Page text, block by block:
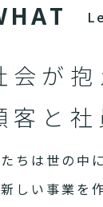
HAT
会が抱
客と
ちは世の中
しい事業を